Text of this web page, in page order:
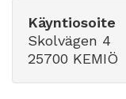
Käyntiosoite
Skolvägen 4
25700 KEMIÖ